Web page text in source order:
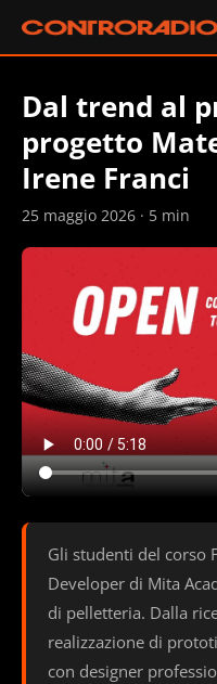
Dal trend al
progetto
Irene Franci
25 maggio 2026 · 5 min
Gli studenti del corso
Developer di Mita
di pelletteria. Dalla
realizzazione di
con designer